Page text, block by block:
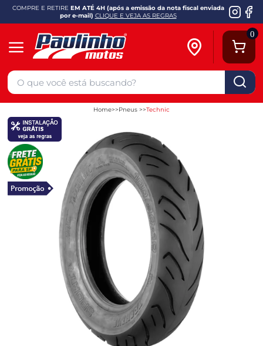
COMPRE E RETIRE EM ATÉ 4H (após a emissão da nota fiscal enviada
por e-mail) CLIQUE E VEJA AS REGRAS
0
Home Pneus Technic